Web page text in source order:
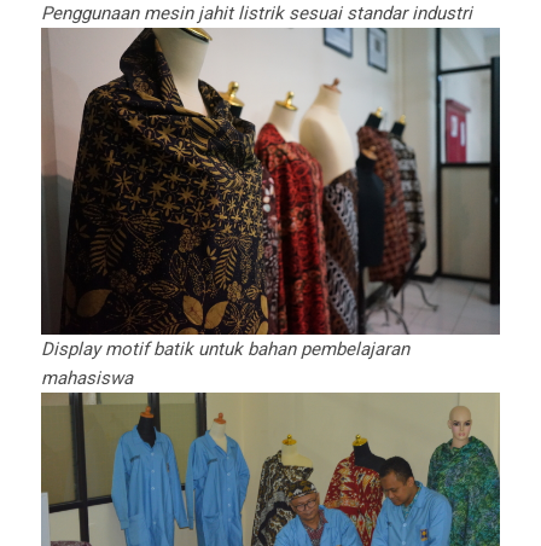
Penggunaan mesin jahit listrik sesuai standar industri
Display motif batik untuk bahan pembelajaran
mahasiswa